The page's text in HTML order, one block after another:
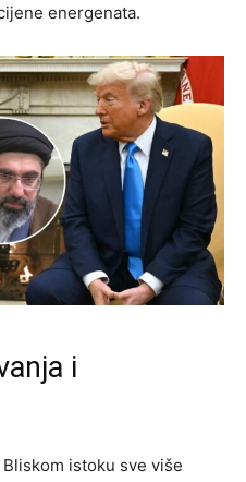
energenata.
i
istoku sve više